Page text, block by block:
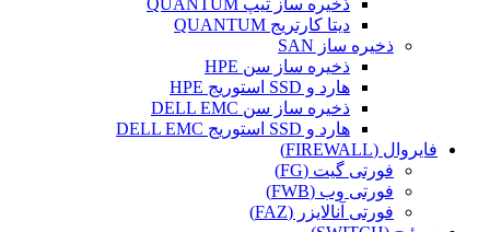
ذخیره ساز تیپ QUANTUM
دیتا کارتریج QUANTUM
ذخیره ساز SAN
ذخیره ساز سن HPE
هارد و SSD استوریج HPE
ذخیره ساز سن DELL EMC
هارد و SSD استوریج DELL EMC
فایروال (FIREWALL)
فورتی گیت (FG)
فورتی وب (FWB)
فورتی آنالایزر (FAZ)